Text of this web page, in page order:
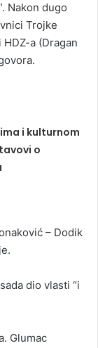
Nakon dugo
Trojke
a (Dragan
i kulturnom
o
– Dodik
dio vlasti “i
Glumac